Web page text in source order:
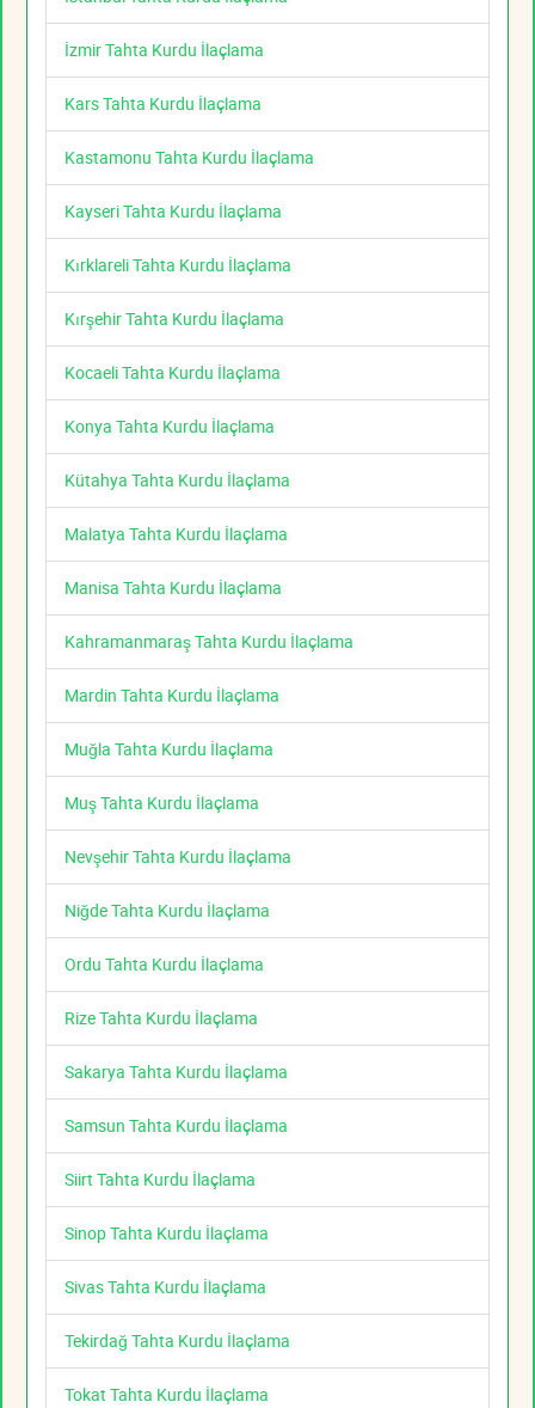
İzmir Tahta Kurdu İlaçlama
Kars Tahta Kurdu İlaçlama
Kastamonu Tahta Kurdu İlaçlama
Kayseri Tahta Kurdu İlaçlama
Kırklareli Tahta Kurdu İlaçlama
Kırşehir Tahta Kurdu İlaçlama
Kocaeli Tahta Kurdu İlaçlama
Konya Tahta Kurdu İlaçlama
Kütahya Tahta Kurdu İlaçlama
Malatya Tahta Kurdu İlaçlama
Manisa Tahta Kurdu İlaçlama
Kahramanmaraş Tahta Kurdu İlaçlama
Mardin Tahta Kurdu İlaçlama
Muğla Tahta Kurdu İlaçlama
Muş Tahta Kurdu İlaçlama
Nevşehir Tahta Kurdu İlaçlama
Niğde Tahta Kurdu İlaçlama
Ordu Tahta Kurdu İlaçlama
Rize Tahta Kurdu İlaçlama
Sakarya Tahta Kurdu İlaçlama
Samsun Tahta Kurdu İlaçlama
Siirt Tahta Kurdu İlaçlama
Sinop Tahta Kurdu İlaçlama
Sivas Tahta Kurdu İlaçlama
Tekirdağ Tahta Kurdu İlaçlama
Tokat Tahta Kurdu İlaçlama